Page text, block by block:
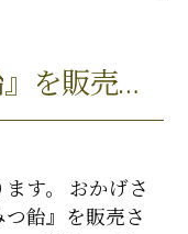
★新商品『はちみつ飴』を販売いたします★
す。 おかげさ
飴』を販売さ